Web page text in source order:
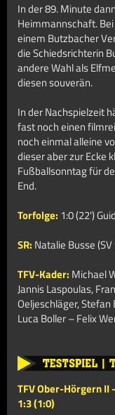
In der 89. Minute
Heimmannschaft.
einem Butzbacher
die Schiedsrichterin
andere Wahl als
diesen souverän.
In der Nachspielzeit
fast noch einen
noch einmal alleine
dieser aber zur Ecke
Fußballsonntag für
End.
Torfolge: 1:0 (22')
SR: Natalie Busse
TFV-Kader: Michael
Jannis Laspoulas,
Oeljeschläger,
Luca Boller – Felix
TFV Ober-Hörgern
1:3 (1:0)